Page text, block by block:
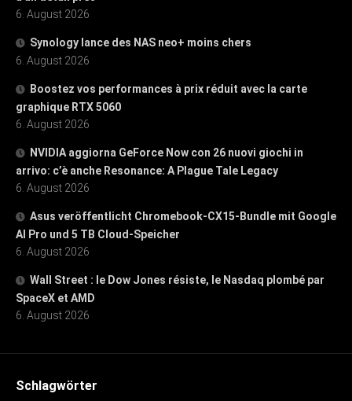
6. August 2026
Synology lance des NAS neo+ moins chers
6. August 2026
Boostez vos performances à prix réduit avec la carte
graphique RTX 5060
6. August 2026
NVIDIA aggiorna GeForce Now con 26 nuovi giochi in
arrivo: c’è anche Resonance: A Plague Tale Legacy
6. August 2026
Asus veröffentlicht Chromebook-CX15-Bundle mit Google
AI Pro und 5 TB Cloud-Speicher
6. August 2026
Wall Street : le Dow Jones résiste, le Nasdaq plombé par
SpaceX et AMD
6. August 2026
Schlagwörter